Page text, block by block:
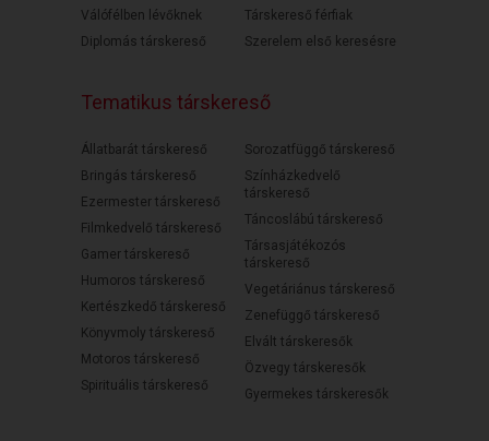
Válófélben lévőknek
Diplomás társkereső
Társkereső férfiak
Szerelem első keresésre
Tematikus társkereső
Állatbarát társkereső
Bringás társkereső
Ezermester társkereső
Filmkedvelő társkereső
Gamer társkereső
Humoros társkereső
Kertészkedő társkereső
Könyvmoly társkereső
Motoros társkereső
Spirituális társkereső
Sorozatfüggő társkereső
Színházkedvelő
társkereső
Táncoslábú társkereső
Társasjátékozós
társkereső
Vegetáriánus társkereső
Zenefüggő társkereső
Elvált társkeresők
Özvegy társkeresők
Gyermekes társkeresők